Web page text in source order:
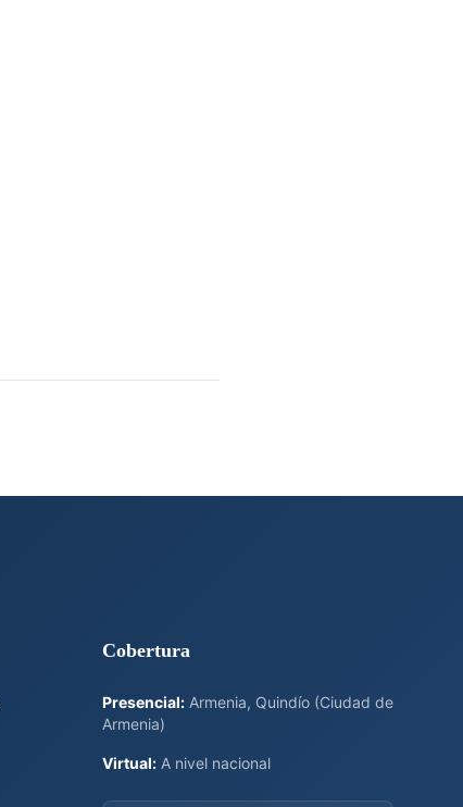
Cobertura
Presencial: Armenia, Quindío (Ciudad de
Armenia)
Virtual: A nivel nacional